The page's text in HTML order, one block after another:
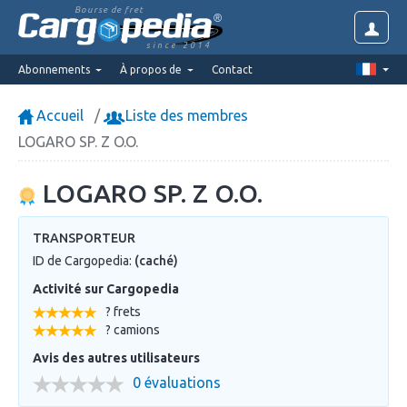
Bourse de fret
since 2014
Abonnements À propos de Contact
Accueil
Liste des membres
LOGARO SP. Z O.O.
LOGARO SP. Z O.O.
TRANSPORTEUR
ID de Cargopedia: (caché)
Activité sur Cargopedia
? frets
? camions
Avis des autres utilisateurs
0 évaluations